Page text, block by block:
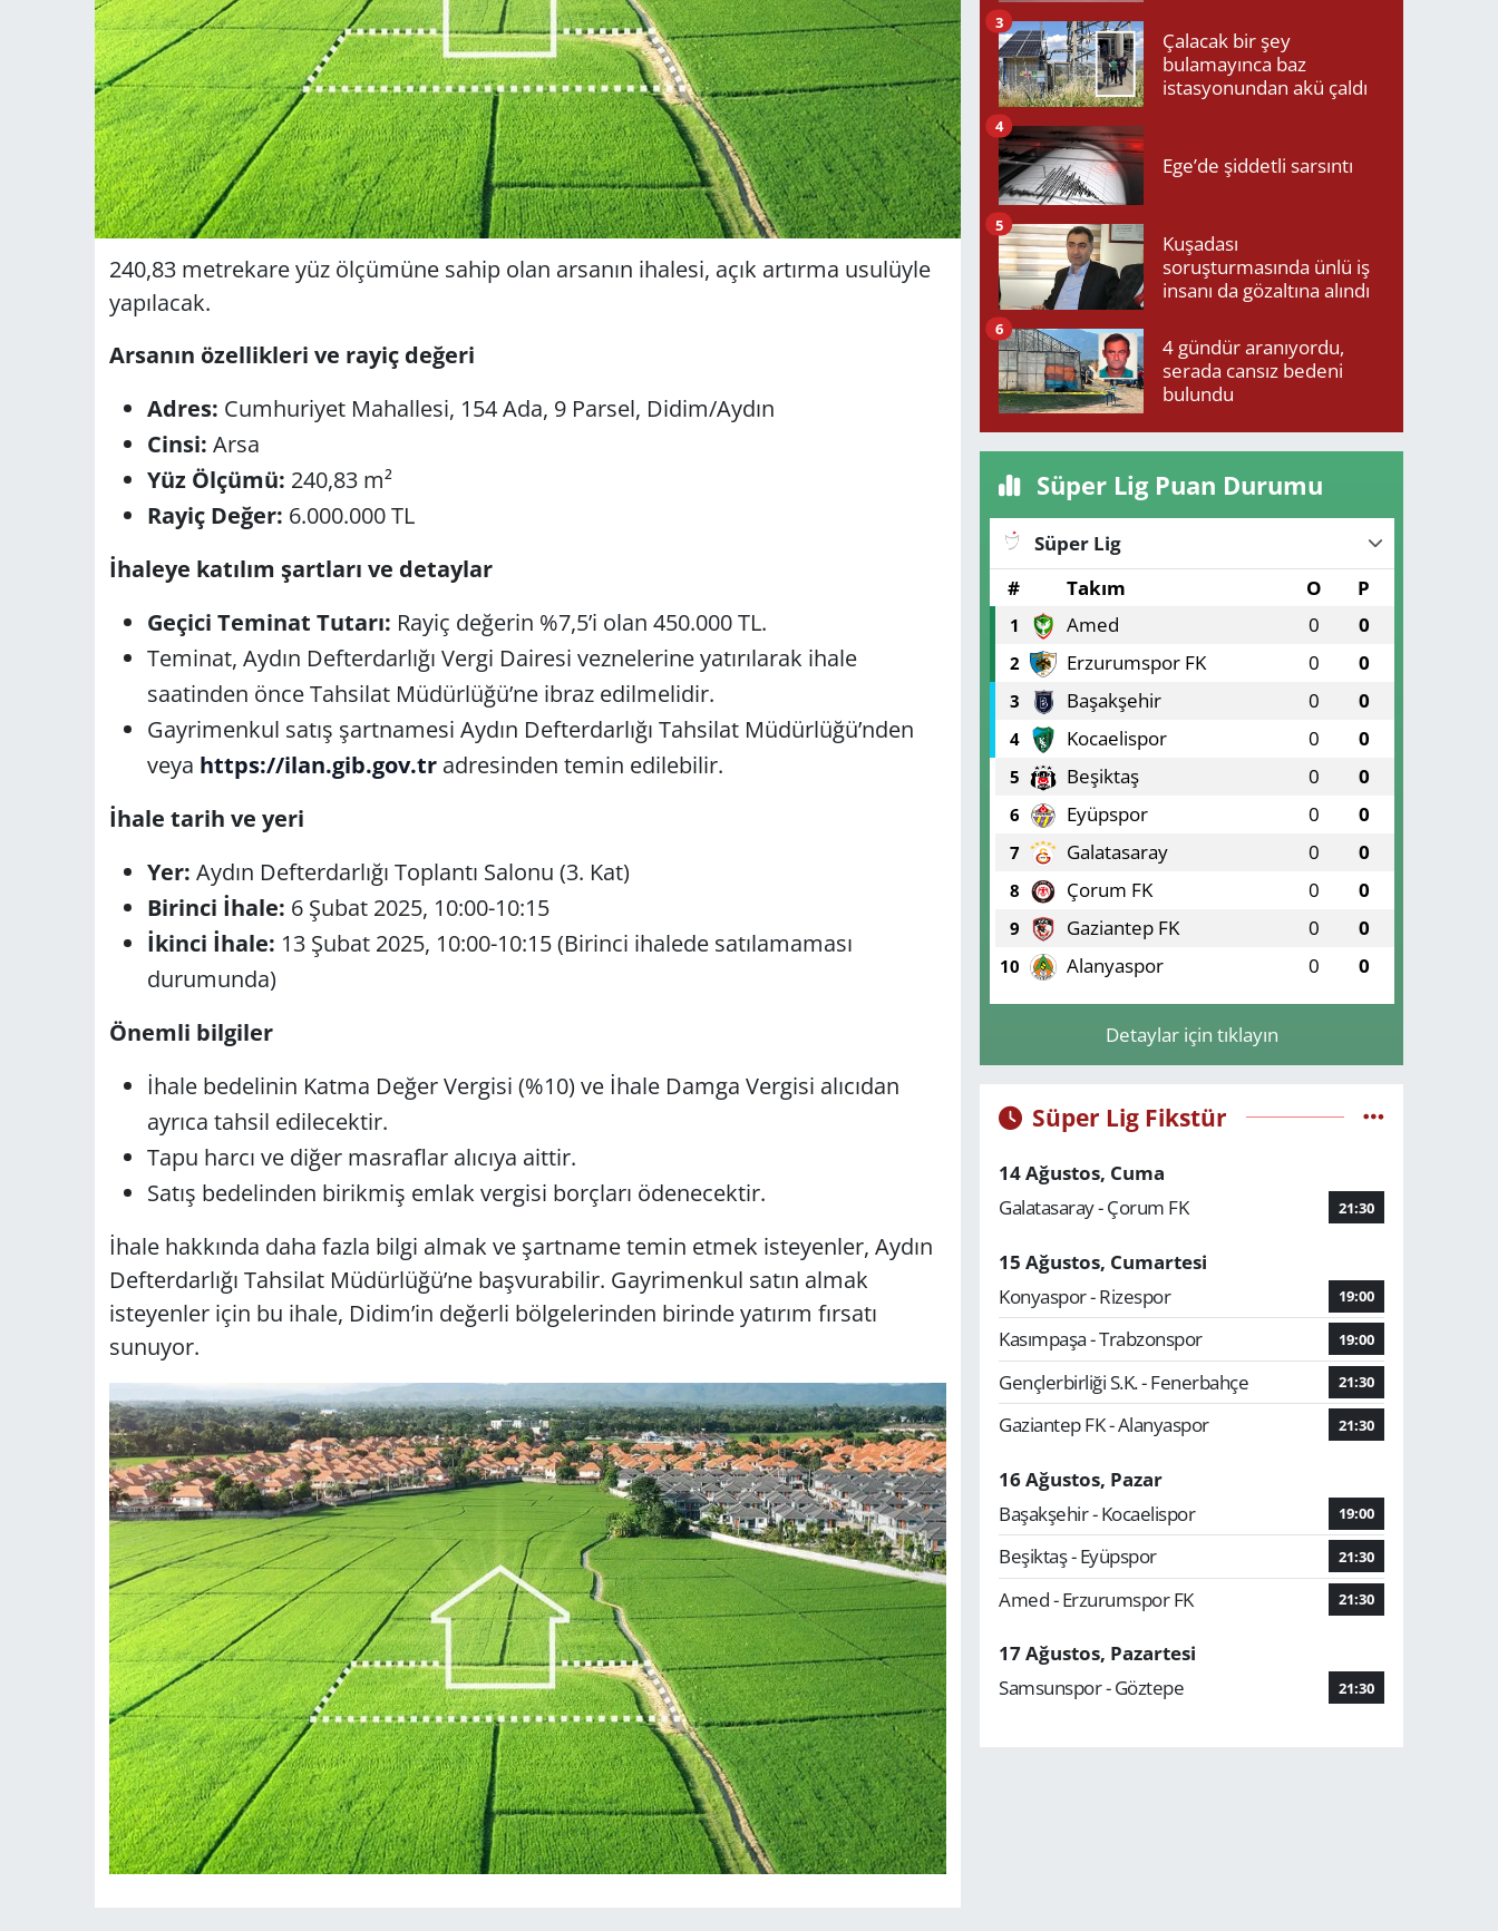
240,83 metrekare yüz ölçümüne sahip olan arsanın ihalesi, açık artırma usulüyle
yapılacak.
Arsanın özellikleri ve rayiç değeri
Adres: Cumhuriyet Mahallesi, 154 Ada, 9 Parsel, Didim/Aydın
Cinsi: Arsa
Yüz Ölçümü: 240,83 m²
Rayiç Değer: 6.000.000 TL
İhaleye katılım şartları ve detaylar
Geçici Teminat Tutarı: Rayiç değerin %7,5’i olan 450.000 TL.
Teminat, Aydın Defterdarlığı Vergi Dairesi veznelerine yatırılarak ihale
saatinden önce Tahsilat Müdürlüğü’ne ibraz edilmelidir.
Gayrimenkul satış şartnamesi Aydın Defterdarlığı Tahsilat Müdürlüğü’nden
veya https://ilan.gib.gov.tradresinden temin edilebilir.
İhale tarih ve yeri
Yer: Aydın Defterdarlığı Toplantı Salonu (3. Kat)
Birinci İhale: 6 Şubat 2025, 10:00-10:15
İkinci İhale: 13 Şubat 2025, 10:00-10:15 (Birinci ihalede satılamaması
durumunda)
Önemli bilgiler
İhale bedelinin Katma Değer Vergisi (%10) ve İhale Damga Vergisi alıcıdan
ayrıca tahsil edilecektir.
Tapu harcı ve diğer masraflar alıcıya aittir.
Satış bedelinden birikmiş emlak vergisi borçları ödenecektir.
İhale hakkında daha fazla bilgi almak ve şartname temin etmek isteyenler, Aydın
Defterdarlığı Tahsilat Müdürlüğü’ne başvurabilir. Gayrimenkul satın almak
isteyenler için bu ihale, Didim’in değerli bölgelerinden birinde yatırım fırsatı
sunuyor.
Çalacak bir şey
bulamayınca baz
istasyonundan akü çaldı
3
Ege’de şiddetli sarsıntı
4
Kuşadası
soruşturmasında ünlü iş
insanı da gözaltına alındı
5
4 gündür aranıyordu,
serada cansız bedeni
bulundu
6
Süper Lig Puan Durumu
Süper Lig
#
Takım O P
1 Amed 0 0
2 Erzurumspor FK 0 0
3 Başakşehir 0 0
4 Kocaelispor 0 0
5 Beşiktaş 0 0
6 Eyüpspor 0 0
7 Galatasaray 0 0
8 Çorum FK 0 0
9 Gaziantep FK 0 0
10 Alanyaspor 0 0
Detaylar için tıklayın
Süper Lig Fikstür
14 Ağustos, Cuma
Galatasaray - Çorum FK
21:30
15 Ağustos, Cumartesi
Konyaspor - Rizespor
19:00
Kasımpaşa - Trabzonspor 19:00
Gençlerbirliği S.K. - Fenerbahçe 21:30
Gaziantep FK - Alanyaspor 21:30
16 Ağustos, Pazar
Başakşehir - Kocaelispor
19:00
Beşiktaş - Eyüpspor 21:30
Amed - Erzurumspor FK 21:30
17 Ağustos, Pazartesi
Samsunspor - Göztepe
21:30